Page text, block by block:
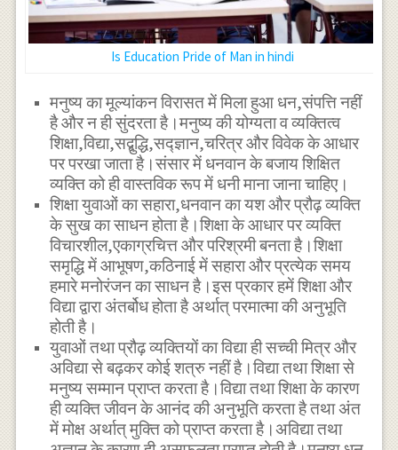
Is Education Pride of Man in hindi
मनुष्य का मूल्यांकन विरासत में मिला हुआ धन,संपत्ति नहीं
है और न ही सुंदरता है।मनुष्य की योग्यता व व्यक्तित्व
शिक्षा,विद्या,सद्बुद्धि,सद्ज्ञान,चरित्र और विवेक के आधार
पर परखा जाता है।संसार में धनवान के बजाय शिक्षित
व्यक्ति को ही वास्तविक रूप में धनी माना जाना चाहिए।
शिक्षा युवाओं का सहारा,धनवान का यश और प्रौढ़ व्यक्ति
के सुख का साधन होता है।शिक्षा के आधार पर व्यक्ति
विचारशील,एकाग्रचित्त और परिश्रमी बनता है।शिक्षा
समृद्धि में आभूषण,कठिनाई में सहारा और प्रत्येक समय
हमारे मनोरंजन का साधन है।इस प्रकार हमें शिक्षा और
विद्या द्वारा अंतर्बोध होता है अर्थात् परमात्मा की अनुभूति
होती है।
युवाओं तथा प्रौढ़ व्यक्तियों का विद्या ही सच्ची मित्र और
अविद्या से बढ़कर कोई शत्रु नहीं है।विद्या तथा शिक्षा से
मनुष्य सम्मान प्राप्त करता है।विद्या तथा शिक्षा के कारण
ही व्यक्ति जीवन के आनंद की अनुभूति करता है तथा अंत
में मोक्ष अर्थात् मुक्ति को प्राप्त करता है।अविद्या तथा